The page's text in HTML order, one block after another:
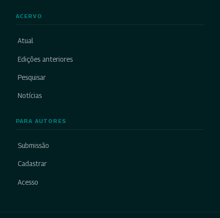
ACERVO
Atual
Edições anteriores
Pesquisar
Notícias
PARA AUTORES
Submissão
Cadastrar
Acesso